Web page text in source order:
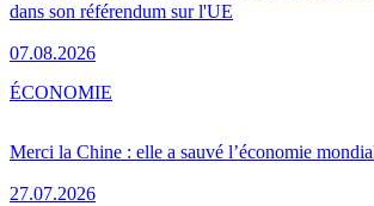
dans son référendum sur l'UE
07.08.2026
Merci la Chine : elle a sauvé l’économie
27.07.2026
ÉCONOMIE